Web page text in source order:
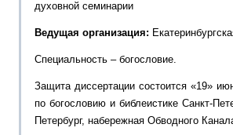
духовной семинарии
Ведущая организация:
Специальность – богословие.
Защита диссертации состоится «19»
по богословию и библеистике Санкт-
Петербург, набережная Обводного